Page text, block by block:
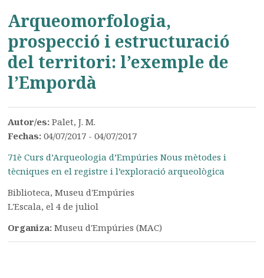
Arqueomorfologia,
prospecció i estructuració
del territori: l’exemple de
l’Empordà
Autor/es:Palet, J. M.
Fechas:04/07/2017 - 04/07/2017
71è Curs d’Arqueologia d’Empúries Nous mètodes i
tècniques en el registre i l’exploració arqueològica
Biblioteca, Museu d'Empúries
L'Escala, el 4 de juliol
Organiza:Museu d'Empúries (MAC)